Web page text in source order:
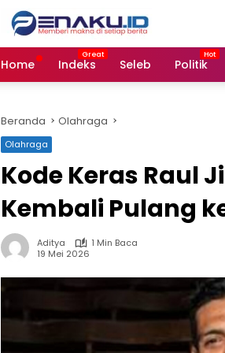
Home
Indeks Seleb Politik
Beranda Olahraga
Olahraga
Kode Keras Raul
Kembali Pulang
Aditya
1 Min Baca
19 Mei 2026